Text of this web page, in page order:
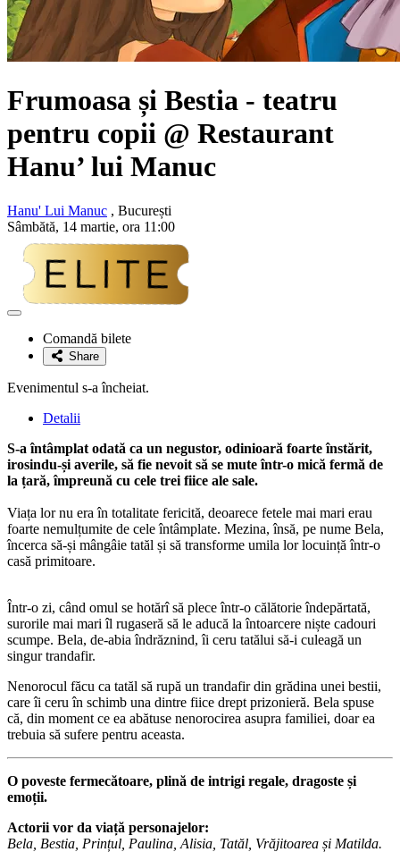
Frumoasa și Bestia - teatru
pentru copii @ Restaurant
Hanu’ lui Manuc
Hanu' Lui Manuc , București
Sâmbătă, 14 martie, ora 11:00
Adaugă
favoriteComandă bilete
Share
Evenimentul s-a încheiat.
Detalii
S-a întâmplat odată ca un negustor, odinioară foarte înstărit,
irosindu-și averile, să fie nevoit să se mute într-o mică fermă de
la țară, împreună cu cele trei fiice ale sale.
Viața lor nu era în totalitate fericită, deoarece fetele mai mari erau
foarte nemulțumite de cele întâmplate. Mezina, însă, pe nume Bela,
încerca să-și mângâie tatăl și să transforme umila lor locuință într-o
casă primitoare.
Într-o zi, când omul se hotărî să plece într-o călătorie îndepărtată,
surorile mai mari îl rugaseră să le aducă la întoarcere niște cadouri
scumpe. Bela, de-abia îndrăznind, îi ceru tatălui să-i culeagă un
singur trandafir.
Nenorocul făcu ca tatăl să rupă un trandafir din grădina unei bestii,
care îi ceru în schimb una dintre fiice drept prizonieră. Bela spuse
că, din moment ce ea abătuse nenorocirea asupra familiei, doar ea
trebuia să sufere pentru aceasta.
O poveste fermecătoare, plină de intrigi regale, dragoste și
emoții.
Actorii vor da viață personajelor:
Bela, Bestia, Prințul, Paulina, Alisia, Tatăl, Vrăjitoarea și Matilda.